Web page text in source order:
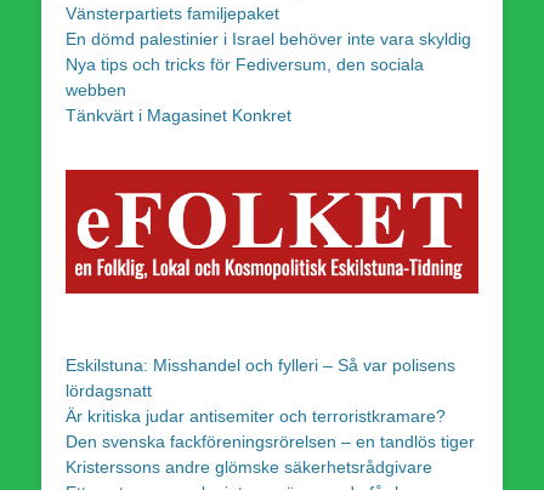
Vänsterpartiets familjepaket
En dömd palestinier i Israel behöver inte vara skyldig
Nya tips och tricks för Fediversum, den sociala
webben
Tänkvärt i Magasinet Konkret
Eskilstuna: Misshandel och fylleri – Så var polisens
lördagsnatt
Är kritiska judar antisemiter och terroristkramare?
Den svenska fackföreningsrörelsen – en tandlös tiger
Kristerssons andre glömske säkerhetsrådgivare